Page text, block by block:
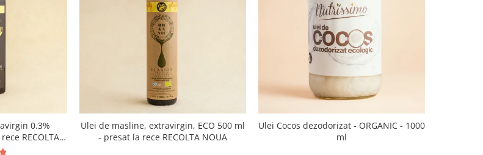
0.3%
RECOLTA
Ulei de masline, extravirgin, ECO 500 ml
- presat la rece RECOLTA NOUA
Ulei Cocos dezodorizat - ORGANIC - 1000
ml